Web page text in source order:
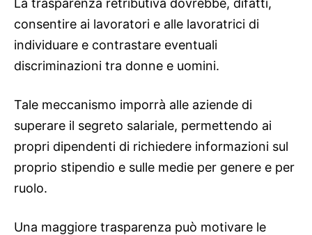
La trasparenza retributiva dovrebbe, difatti,
consentire ai lavoratori e alle lavoratrici di
individuare e contrastare eventuali
discriminazioni tra donne e uomini.
Tale meccanismo imporrà alle aziende di
superare il segreto salariale, permettendo ai
propri dipendenti di richiedere informazioni sul
proprio stipendio e sulle medie per genere e per
ruolo.
Una maggiore trasparenza può motivare le